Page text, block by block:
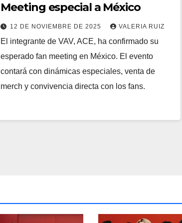
Meeting especial a México
12 DE NOVIEMBRE DE 2025 VALERIA RUIZ
El integrante de VAV, ACE, ha confirmado su
esperado fan meeting en México. El evento
contará con dinámicas especiales, venta de
merch y convivencia directa con los fans.